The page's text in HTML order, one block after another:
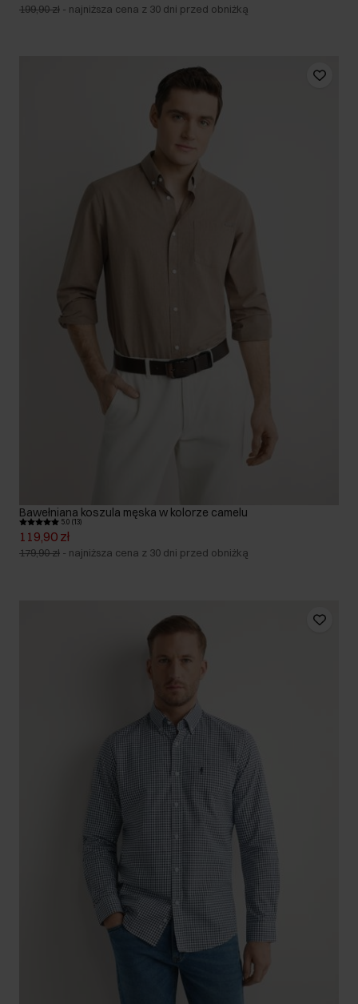
199,90 zł - najniższa cena z 30 dni przed obniżką
Bawełniana koszula męska w kolorze camelu
5.0 (13)
119,90 zł
179,90 zł - najniższa cena z 30 dni przed obniżką